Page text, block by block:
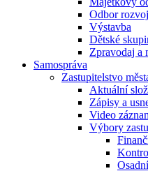
Odbor
Výstavba
Dětské
Zpravodaj a
Samospráva
Zastupitelstvo
Aktuální
Zápisy a
Video
Výbory